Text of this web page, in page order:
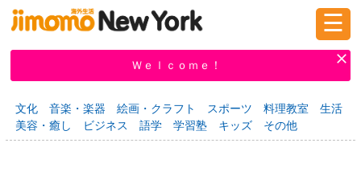
掲示板 タウン情報 教えて！
☰
Ｗｅｌｃｏｍｅ！
文化 音楽・楽器 絵画・クラフト スポーツ 料理教室
生活
美容・癒し
ビジネス 語学 学習塾 キッズ その他